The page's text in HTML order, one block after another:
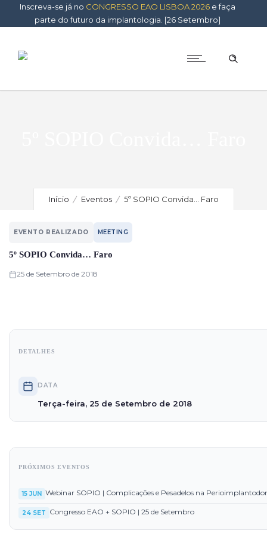
Inscreva-se já no CONGRESSO EAO LISBOA 2026 e faça
parte do futuro da implantologia. [26 Setembro]
Início Eventos 5º SOPIO Convida… Faro
EVENTO REALIZADO MEETING
5º SOPIO Convida… Faro
25 de Setembro de 2018
DETALHES
DATA
Terça-feira, 25 de Setembro de 2018
PRÓXIMOS EVENTOS
15 JUN Webinar SOPIO | Complicações e Pesadelos na
24 SET Congresso EAO + SOPIO | 25 de Setembro